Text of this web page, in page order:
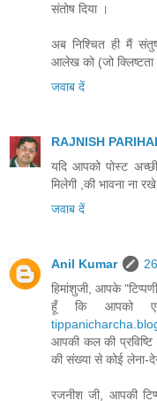
संतोष दिया ।
अब निश्चित ही मैं
आलेख को (जो क्लिष्टता
जवाब दें
RAJNISH
यदि आपको पोस्ट
मिलेगी ,की भावना ना
जवाब दें
Anil Kumar
हिमांशुजी, आपके
हूँ कि आपको
आपकी कल की प्रविष्टि
की संख्या से कोई लेना-
रजनीश जी, आपकी